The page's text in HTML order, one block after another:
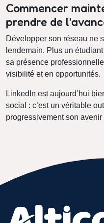
Commencer
prendre de
Développer son réseau ne
lendemain. Plus un
sa présence
visibilité et en opportunités.
LinkedIn est aujourd’hui
social : c’est un véritable
progressivement son